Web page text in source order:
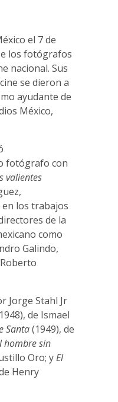
el 7 de
los fotógrafos
nacional. Sus
se dieron a
ayudante de
México,
fotógrafo con
valientes
los trabajos
de la
como
Galindo,
Jorge Stahl Jr
de Ismael
Santa(1949), de
hombre sin
Oro; yEl
Henry